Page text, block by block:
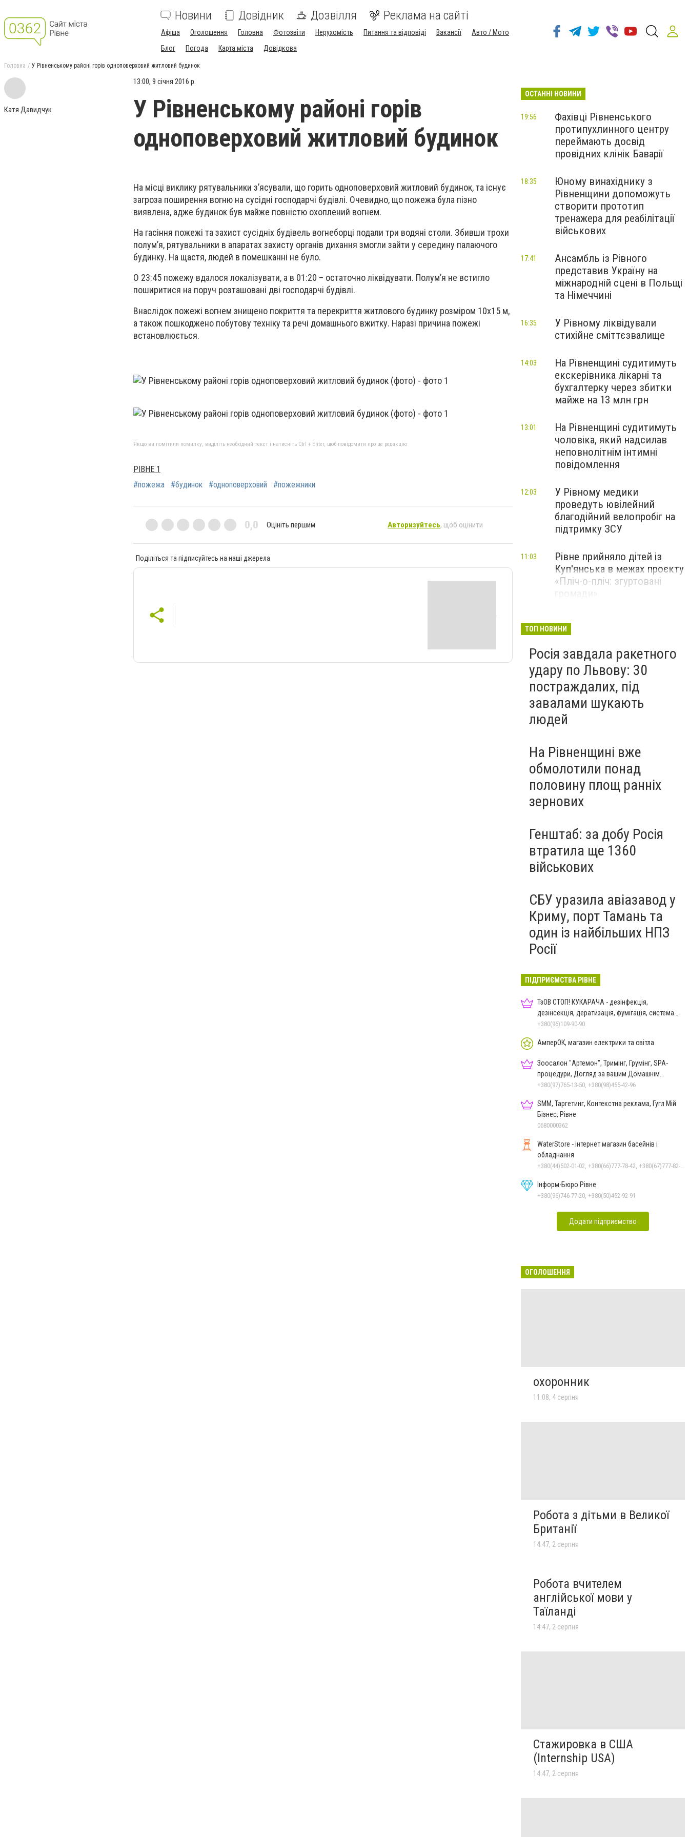
Новини Довідник Дозвілля Реклама на сайті
Афіша Оголошення Головна Фотозвіти Нерухомість Питання та відповіді Вакансії
Авто / Мото
Блог
Погода Карта міста Довідкова
Головна У Рівненському районі горів одноповерховий житловий будинок
Катя Давидчук
13:00, 9 січня 2016 р.
У Рівненському районі горів
одноповерховий житловий будинок
На місці виклику рятувальники з’ясували, що горить одноповерховий житловий будинок, та існує
загроза поширення вогню на сусідні господарчі будівлі. Очевидно, що пожежа була пізно
виявлена, адже будинок був майже повністю охоплений вогнем.
На гасіння пожежі та захист сусідніх будівель вогнеборці подали три водяні столи. Збивши трохи
полум’я, рятувальники в апаратах захисту органів дихання змогли зайти у середину палаючого
будинку. На щастя, людей в помешканні не було.
О 23:45 пожежу вдалося локалізувати, а в 01:20 – остаточно ліквідувати. Полум’я не встигло
поширитися на поруч розташовані дві господарчі будівлі.
Внаслідок пожежі вогнем знищено покриття та перекриття житлового будинку розміром 10х15 м,
а також пошкоджено побутову техніку та речі домашнього вжитку. Наразі причина пожежі
встановлюється.
Якщо ви помітили помилку, виділіть необхідний текст і натисніть Ctrl + Enter, щоб повідомити про це редакцію
РІВНЕ 1
#пожежа
#будинок #одноповерховий #пожежники
0,0 Оцініть першим Авторизуйтесь, щоб оцінити
Поділіться та підписуйтесь на наші джерела
ОСТАННІ НОВИНИ
Фахівці Рівненського
протипухлинного центру
переймають досвід
провідних клінік Баварії
19:56
Юному винахіднику з
Рівненщини допоможуть
створити прототип
тренажера для реабілітації
військових
18:35
Ансамбль із Рівного
представив Україну на
міжнародній сцені в Польщі
та Німеччині
17:41
У Рівному ліквідували
стихійне сміттєзвалище
16:35
На Рівненщині судитимуть
екскерівника лікарні та
бухгалтерку через збитки
майже на 13 млн грн
14:03
На Рівненщині судитимуть
чоловіка, який надсилав
неповнолітнім інтимні
повідомлення
13:01
У Рівному медики
проведуть ювілейний
благодійний велопробіг на
підтримку ЗСУ
12:03
Рівне прийняло дітей із
Куп'янська в межах проєкту
«Пліч-о-пліч: згуртовані
11:03
ТОП НОВИНИ
Росія завдала ракетного
удару по Львову: 30
постраждалих, під
завалами шукають
людей
На Рівненщині вже
обмолотили понад
половину площ ранніх
зернових
Генштаб: за добу Росія
втратила ще 1360
військових
СБУ уразила авіазавод у
Криму, порт Тамань та
один із найбільших НПЗ
Росії
ПІДПРИЄМСТВА РІВНЕ
ТзОВ СТОП! КУКАРАЧА - дезінфекція,
дезінсекція, дератизація, фумігація, система
HACCP
+380(96)109-90-90
АмперОК, магазин електрики та світла
Зоосалон "Артемон", Тримінг, Грумінг, SPA-
процедури, Догляд за вашим Домашнім
Улюбленцем
+380(97)765-13-50, +380(98)455-42-96
SMM, Таргетинг, Контекстна реклама, Гугл Мій
Бізнес, Рівне
0680000362
WaterStore - інтернет магазин басейнів і
обладнання
+380(44)502-01-02, +380(66)777-78-42, +380(67)777-82-19, +380(67)890-80-80, +380(73)890-80-80, +380(44)502-01-03
Інформ-Бюро Рівне
+380(96)746-77-20, +380(50)452-92-91
Додати підприємство
ОГОЛОШЕННЯ
охоронник
11:08, 4 серпня
Робота з дітьми в Великої
Британії
14:47, 2 серпня
Робота вчителем
англійської мови у
Таїланді
14:47, 2 серпня
Стажировка в США
(Internship USA)
14:47, 2 серпня